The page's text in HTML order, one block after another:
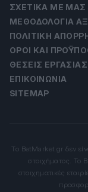
ΣΧΕΤΙΚΆ ΜΕ ΜΑΣ
ΜΕΘΟΔΟΛΟΓΊΑ
ΠΟΛΙΤΙΚΉ
ΌΡΟΙ ΚΑΙ
ΘΈΣΕΙΣ ΕΡΓΑΣΊΑΣ
ΕΠΙΚΟΙΝΩΝΊΑ
SITEMAP
Το BetMarket.gr δεν
στοιχήματος. Το
στοιχηματικές